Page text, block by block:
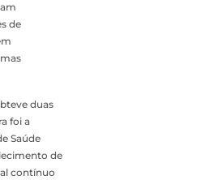
de
duas
foi a
Saúde
de
contínuo